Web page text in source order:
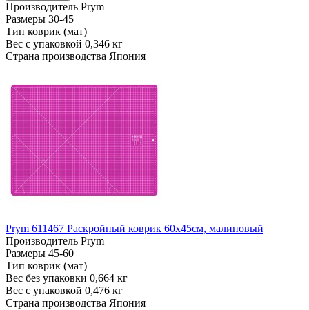
Производитель Prym
Размеры 30-45
Тип коврик (мат)
Вес с упаковкой 0,346 кг
Страна производства Япония
Prym 611467 Раскройный коврик 60х45см, малиновый
Производитель Prym
Размеры 45-60
Тип коврик (мат)
Вес без упаковки 0,664 кг
Вес с упаковкой 0,476 кг
Страна производства Япония